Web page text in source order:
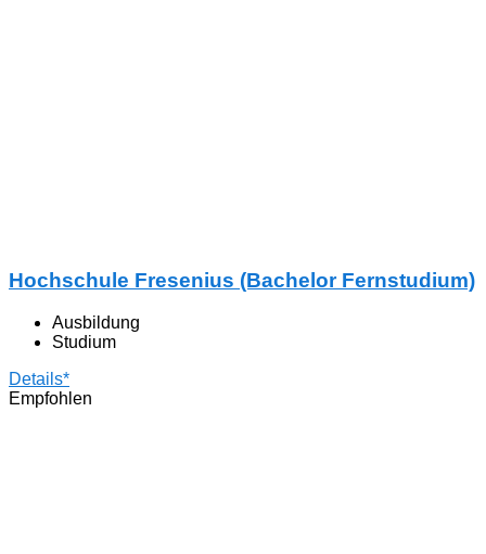
Hochschule Fresenius (Bachelor Fernstudium)
Ausbildung
Studium
Details*
Empfohlen